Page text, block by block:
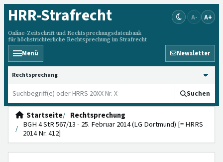
HRR-Strafrecht
Online-Zeitschrift und Rechtsprechungsdatenbank
für höchstrichterliche Rechtsprechung im Strafrecht
A- A+
Menü Newsletter
HRRS durchsuchen
Suchen
Startseite
Rechtsprechung
BGH 4 StR 567/13 - 25. Februar 2014 (LG Dortmund) [= HRRS
2014 Nr. 412]